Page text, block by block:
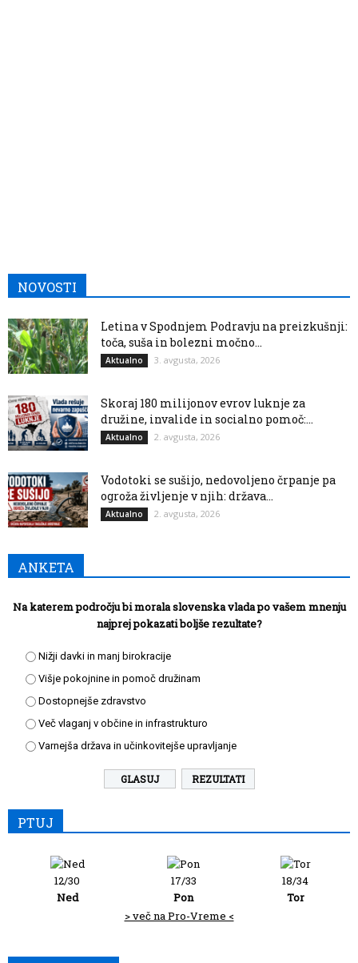
NOVOSTI
Letina v Spodnjem Podravju na preizkušnji:
toča, suša in bolezni močno...
Aktualno 3. avgusta, 2026
Skoraj 180 milijonov evrov luknje za
družine, invalide in socialno pomoč:...
Aktualno 2. avgusta, 2026
Vodotoki se sušijo, nedovoljeno črpanje pa
ogroža življenje v njih: država...
Aktualno 2. avgusta, 2026
ANKETA
Na katerem področju bi morala slovenska vlada po vašem mnenju
najprej pokazati boljše rezultate?
Nižji davki in manj birokracije
Višje pokojnine in pomoč družinam
Dostopnejše zdravstvo
Več vlaganj v občine in infrastrukturo
Varnejša država in učinkovitejše upravljanje
REZULTATI
PTUJ
12/30
Ned
17/33
Pon
18/34
Tor
> več na Pro-Vreme <